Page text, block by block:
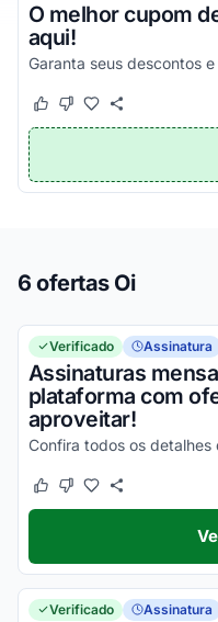
O melhor cupom
aqui!
Este cupom funcionou
Este cupom não
6 ofertas Oi
Verificado Assinatura
Assinaturas
plataforma com
aproveitar!
Este cupom funcionou
Este cupom não
Verificado Assinatura